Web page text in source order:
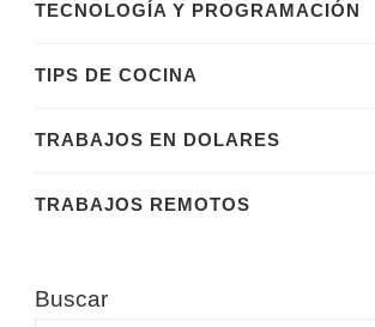
TECNOLOGÍA Y PROGRAMACIÓN
TIPS DE COCINA
TRABAJOS EN DOLARES
TRABAJOS REMOTOS
Buscar